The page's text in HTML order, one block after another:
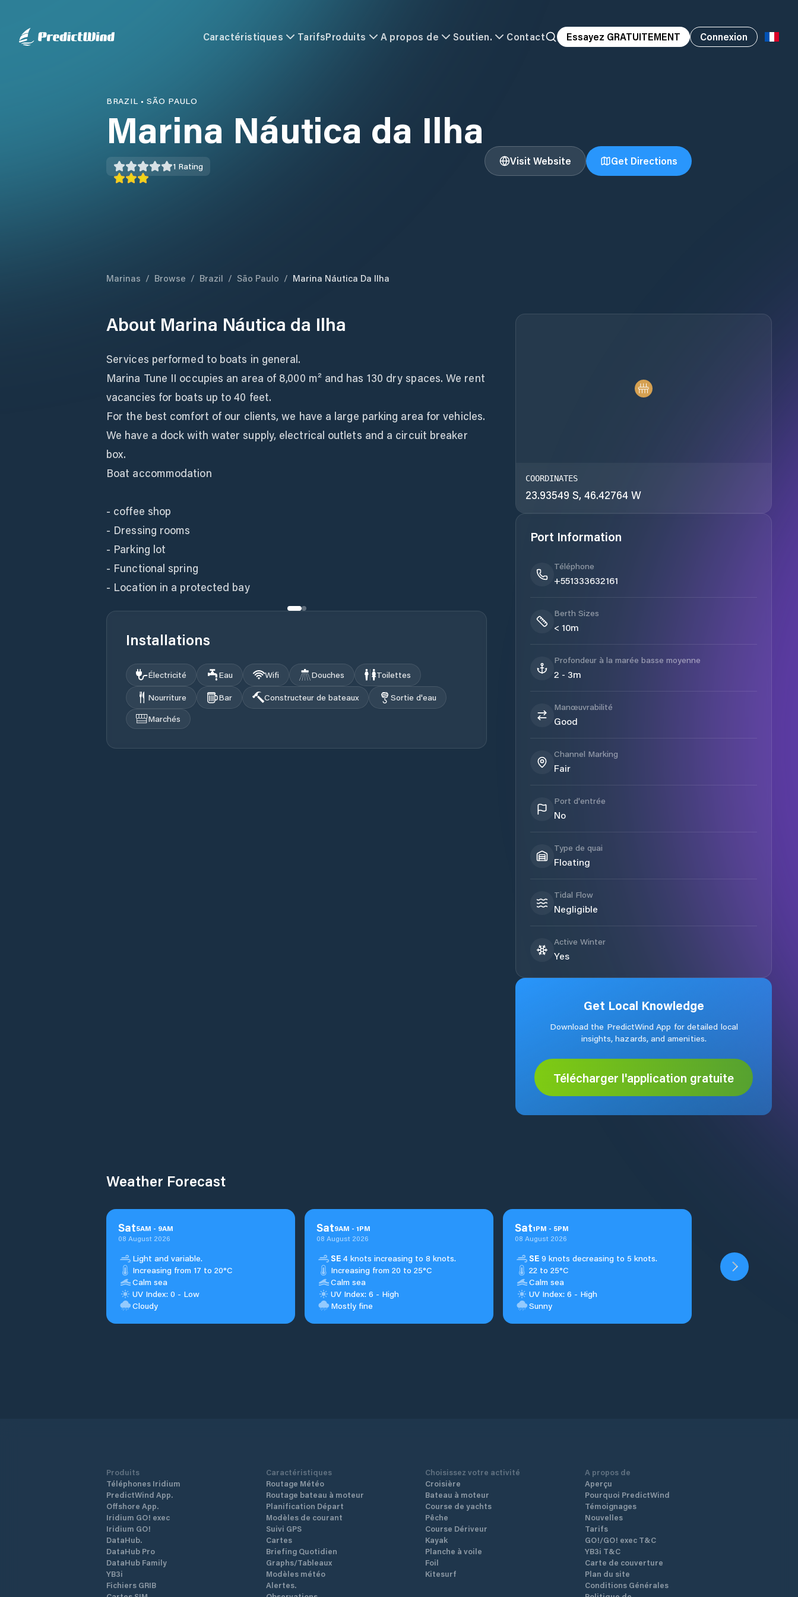
Caractéristiques TarifsProduits A propos de Soutien. Contact Essayez GRATUITEMENT Connexion
BRAZIL •SÃO PAULO
Marina Náutica da Ilha
1 Rating Visit Website Get Directions
Marinas / Browse / Brazil / São Paulo / Marina Náutica Da Ilha
About Marina Náutica da Ilha
Services performed to boats in general.
Marina Tune II occupies an area of 8,000 m² and has 130 dry spaces. We rent
vacancies for boats up to 40 feet.
For the best comfort of our clients, we have a large parking area for vehicles.
We have a dock with water supply, electrical outlets and a circuit breaker
box.
Boat accommodation
- coffee shop
- Dressing rooms
- Parking lot
- Functional spring
- Location in a protected bay
Installations
Électricité Eau Wifi Douches
Toilettes
Nourriture
Bar Constructeur de bateaux
Sortie d'eau
Marchés
COORDINATES
23.93549 S, 46.42764 W
Port Information
Téléphone
+551333632161
Berth Sizes
< 10m
Profondeur à la marée basse moyenne
2 - 3m
Manœuvrabilité
Good
Channel Marking
Fair
Port d'entrée
No
Type de quai
Floating
Tidal Flow
Negligible
Active Winter
Yes
Get Local Knowledge
Download the PredictWind App for detailed local
insights, hazards, and amenities.
Télécharger l'application gratuite
Weather Forecast
Sat5AM - 9AM
08 August 2026
Light and variable.
Increasing from 17 to 20°C
Calm sea
UV Index: 0 - Low
Cloudy
Sat9AM - 1PM
08 August 2026
SE 4 knots increasing to 8 knots.
Increasing from 20 to 25°C
Calm sea
UV Index: 6 - High
Mostly fine
Sat1PM - 5PM
08 August 2026
SE 9 knots decreasing to 5 knots.
22 to 25°C
Calm sea
UV Index: 6 - High
Sunny
Produits
Téléphones Iridium
PredictWind App.
Offshore App.
Iridium GO! exec
Iridium GO!
DataHub.
DataHub Pro
DataHub Family
YB3i
Fichiers GRIB
Caractéristiques
Routage Météo
Routage bateau à moteur
Planification Départ
Modèles de courant
Suivi GPS
Cartes
Briefing Quotidien
Graphs/Tableaux
Modèles météo
Alertes.
Choisissez votre activité
Croisière
Bateau à moteur
Course de yachts
Pêche
Course Dériveur
Kayak
Planche à voile
Foil
Kitesurf
A propos de
Aperçu
Pourquoi PredictWind
Témoignages
Nouvelles
Tarifs
GO!/GO! exec T&C
YB3i T&C
Carte de couverture
Plan du site
Conditions Générales